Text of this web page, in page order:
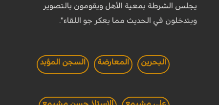
يجلس الشرطة بمعية الأهل ويقومون بالتصوير
ويتدخلون في الحديث مما يعكر جو اللقاء".
البحرين المعارضة السجن المؤبد